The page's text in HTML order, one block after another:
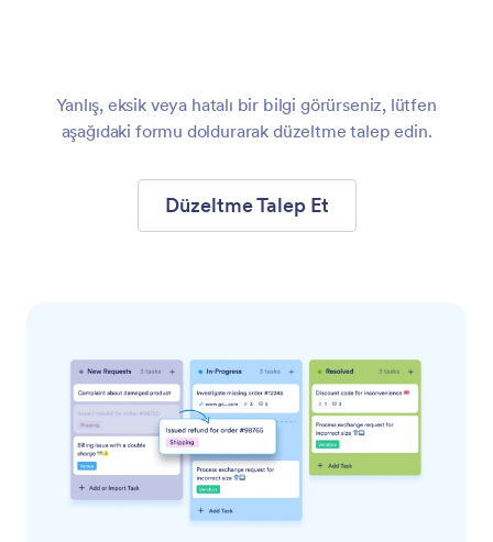
Yanlış, eksik veya hatalı bir bilgi görürseniz, lütfen
aşağıdaki formu doldurarak düzeltme talep edin.
Düzeltme Talep Et